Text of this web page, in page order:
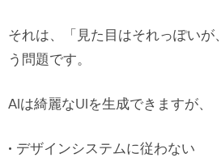
それは、「見た目はそれっぽいが
う問題です。
AIは綺麗なUIを生成できますが、
デザインシステムに従わない